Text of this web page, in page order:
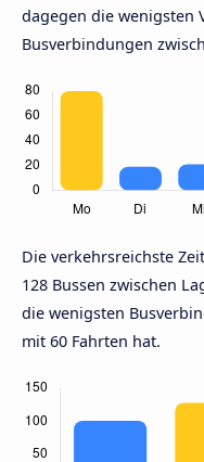
dagegen die wenigsten
Busverbindungen
Die verkehrsreichste
128 Bussen zwischen
die wenigsten
mit 60 Fahrten hat.